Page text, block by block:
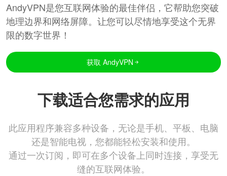
AndyVPN是您互联网体验的最佳伴侣，它帮助您突破
地理边界和网络屏障。让您可以尽情地享受这个无界
限的数字世界！
获取 AndyVPN
下载适合您需求的应用
此应用程序兼容多种设备，无论是手机、平板、电脑
还是智能电视，您都能轻松安装和使用。
通过一次订阅，即可在多个设备上同时连接，享受无
缝的互联网体验。